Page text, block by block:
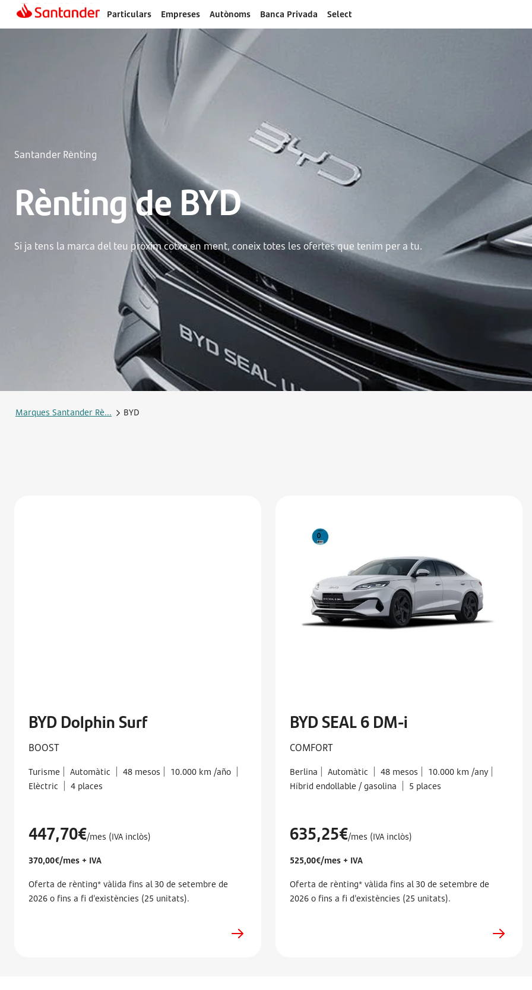
Particulars Empreses Autònoms Banca Privada Select
Santander Rènting
Rènting de BYD
Si ja tens la marca del teu pròxim cotxe en ment, coneix totes les ofertes que tenim per a tu.
Marques Santander Rè... BYD
BYD Dolphin Surf
BOOST
Turisme Automàtic 48 mesos 10.000 km /año
Elèctric 4 places
447,70€/mes (IVA inclòs)
370,00€/mes + IVA
Oferta de rènting* vàlida fins al 30 de setembre de
2026 o fins a fi d'existències (25 unitats).
BYD SEAL 6 DM-i
COMFORT
Berlina Automàtic 48 mesos 10.000 km /any
Híbrid endollable / gasolina 5 places
635,25€/mes (IVA inclòs)
525,00€/mes + IVA
Oferta de rènting* vàlida fins al 30 de setembre de
2026 o fins a fi d'existències (25 unitats).